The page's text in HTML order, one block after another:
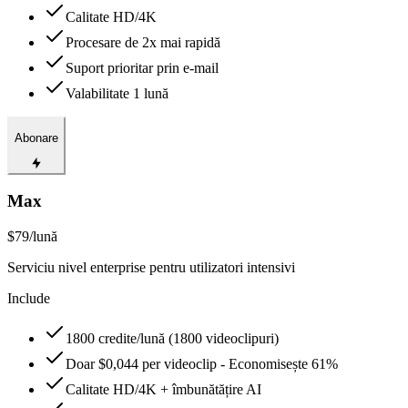
Calitate HD/4K
Procesare de 2x mai rapidă
Suport prioritar prin e-mail
Valabilitate 1 lună
Abonare
Max
$79/lună
Serviciu nivel enterprise pentru utilizatori intensivi
Include
1800 credite/lună (1800 videoclipuri)
Doar $0,044 per videoclip - Economisește 61%
Calitate HD/4K + îmbunătățire AI